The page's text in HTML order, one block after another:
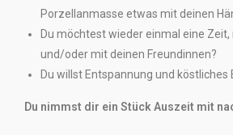
Porzellanmasse etwas mit deinen
Du möchtest wieder einmal eine Zeit,
und/oder mit deinen Freundinnen?
Du willst Entspannung und köstliches
Du nimmst dir ein Stück Auszeit mit